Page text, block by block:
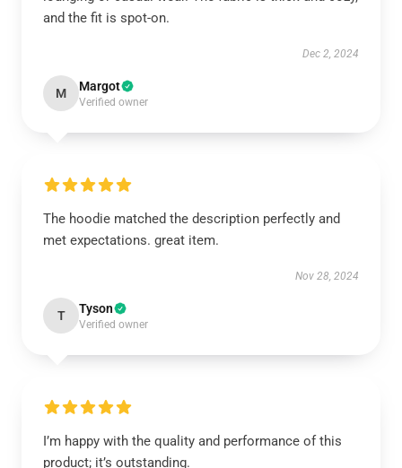
and the fit is spot-on.
Dec 2, 2024
M Margot
Verified owner
The hoodie matched the description perfectly and
met expectations. great item.
Nov 28, 2024
T Tyson
Verified owner
I’m happy with the quality and performance of this
product; it’s outstanding.